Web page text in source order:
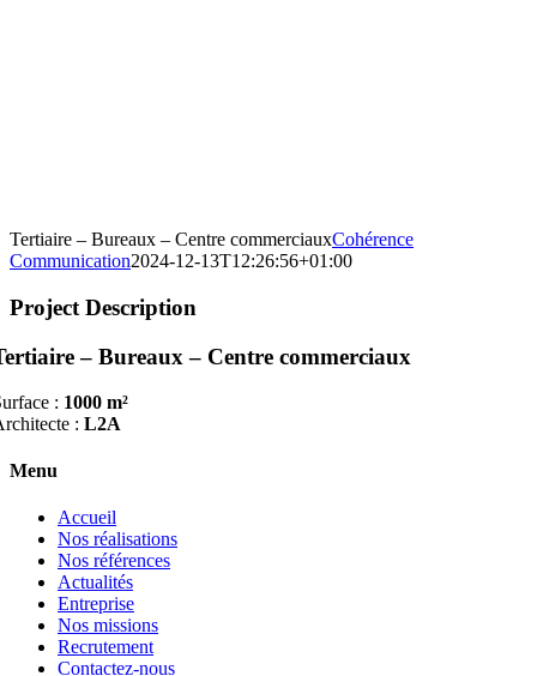
Tertiaire – Bureaux – Centre commerciaux
Communication2024-12-13T12:26:56+01:00
Project Description
– Bureaux – Centre commerciaux
:
Accueil
Nos réalisations
Nos références
Actualités
Entreprise